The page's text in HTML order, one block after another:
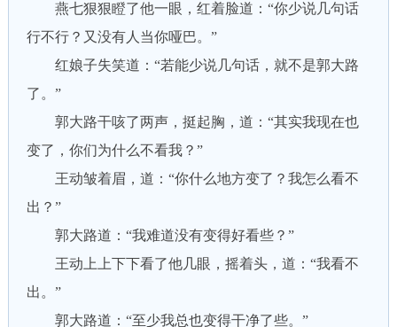
燕七狠狠瞪了他一眼，红着脸道：“你少说几句话
行不行？又没有人当你哑巴。”
红娘子失笑道：“若能少说几句话，就不是郭大路
了。”
郭大路干咳了两声，挺起胸，道：“其实我现在也
变了，你们为什么不看我？”
王动皱着眉，道：“你什么地方变了？我怎么看不
出？”
郭大路道：“我难道没有变得好看些？”
王动上上下下看了他几眼，摇着头，道：“我看不
出。”
郭大路道：“至少我总也变得干净了些。”